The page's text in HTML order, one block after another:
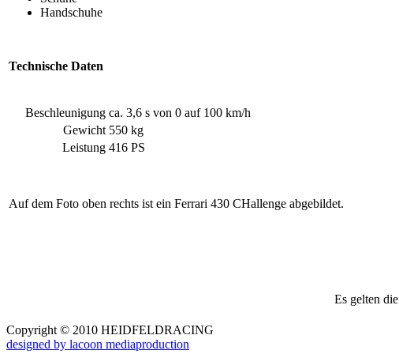
Handschuhe
Technische Daten
Beschleunigung ca. 3,6 s von 0 auf 100 km/h
Gewicht 550 kg
Leistung 416 PS
Auf dem Foto oben rechts ist ein Ferrari 430 CHallenge abgebildet.
Es gelten die
Copyright © 2010 HEIDFELDRACING
designed by lacoon mediaproduction